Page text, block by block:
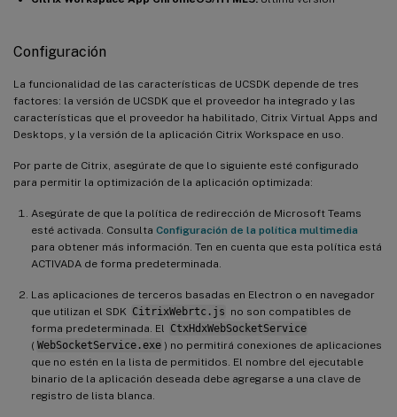
Configuración
La funcionalidad de las características de UCSDK depende de tres
factores: la versión de UCSDK que el proveedor ha integrado y las
características que el proveedor ha habilitado, Citrix Virtual Apps and
Desktops, y la versión de la aplicación Citrix Workspace en uso.
Por parte de Citrix, asegúrate de que lo siguiente esté configurado
para permitir la optimización de la aplicación optimizada:
Asegúrate de que la política de redirección de Microsoft Teams
esté activada. Consulta Configuración de la política multimedia
para obtener más información. Ten en cuenta que esta política está
ACTIVADA de forma predeterminada.
Las aplicaciones de terceros basadas en Electron o en navegador
que utilizan el SDK CitrixWebrtc.js no son compatibles de
forma predeterminada. El CtxHdxWebSocketService
( WebSocketService.exe ) no permitirá conexiones de aplicaciones
que no estén en la lista de permitidos. El nombre del ejecutable
binario de la aplicación deseada debe agregarse a una clave de
registro de lista blanca.